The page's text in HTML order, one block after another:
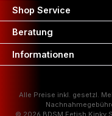
Shop Service
Beratung
Informationen
Alle Preise inkl. gesetzl.
© 2026 BDSM Fetish Kinky